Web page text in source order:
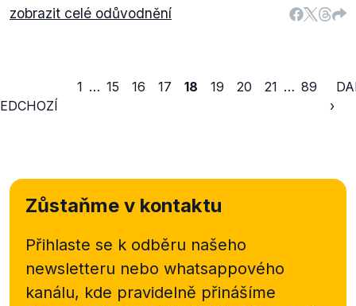
zobrazit celé odůvodnění
1 … 15 16 17 18 19 20 21 … 89
›
Zůstaňme v kontaktu
Přihlaste se k odběru našeho
newsletteru nebo whatsappového
kanálu, kde pravidelně přinášíme